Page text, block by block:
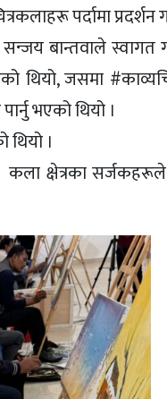
पर्दामा प्रदर्शन
सन्जय बान्तवाले
थियो, जसमा
भएको थियो ।
।
कला क्षेत्रका